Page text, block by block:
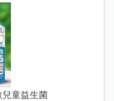
兒童益生菌